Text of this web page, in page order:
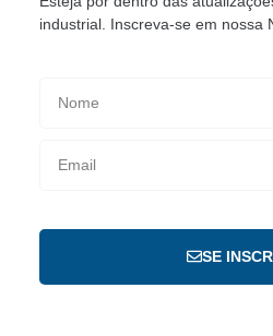
industrial. Inscreva-se em nossa
SE